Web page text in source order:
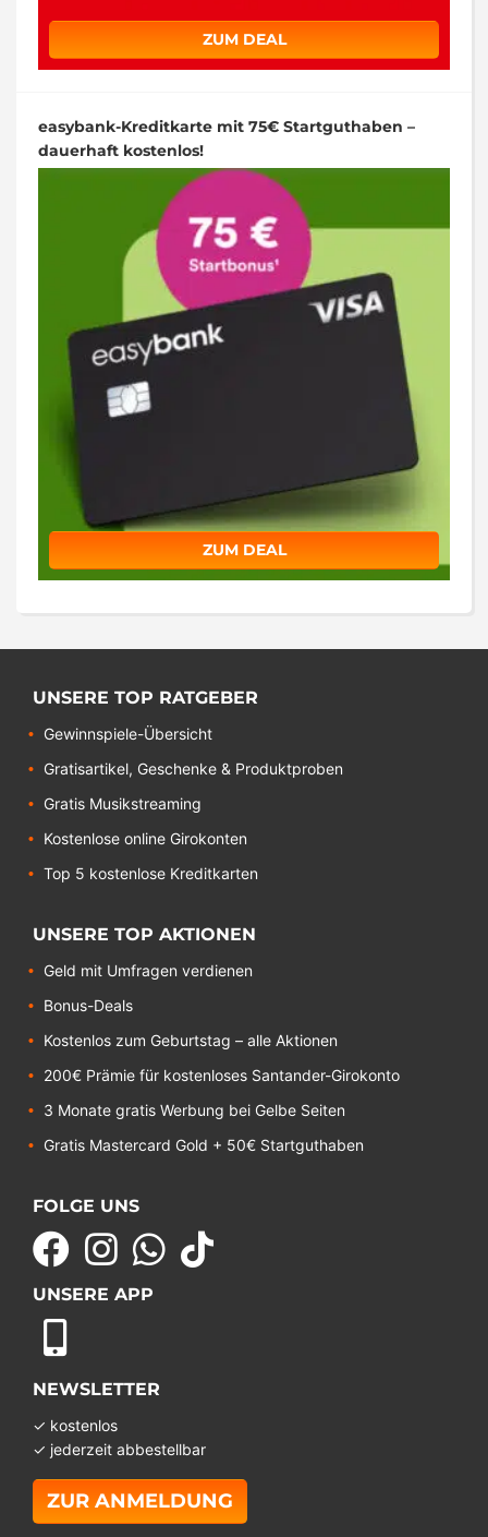
ZUM DEAL
easybank-Kreditkarte mit 75€ Startguthaben –
dauerhaft kostenlos!
ZUM DEAL
UNSERE TOP RATGEBER
Gewinnspiele-Übersicht
Gratisartikel, Geschenke & Produktproben
Gratis Musikstreaming
Kostenlose online Girokonten
Top 5 kostenlose Kreditkarten
UNSERE TOP AKTIONEN
Geld mit Umfragen verdienen
Bonus-Deals
Kostenlos zum Geburtstag – alle Aktionen
200€ Prämie für kostenloses Santander-Girokonto
3 Monate gratis Werbung bei Gelbe Seiten
Gratis Mastercard Gold + 50€ Startguthaben
FOLGE UNS
UNSERE APP
NEWSLETTER
✓ kostenlos
✓ jederzeit abbestellbar
ZUR ANMELDUNG